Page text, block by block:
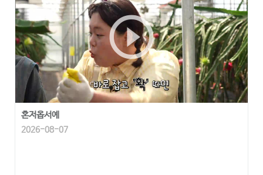
play_circle_outline
혼저옵서예
2026-08-07